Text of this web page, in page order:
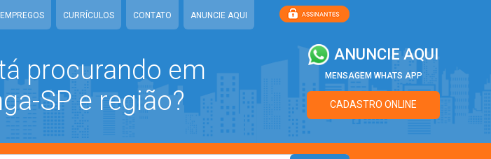
EMPREGOS CURRÍCULOS CONTATO ANUNCIE AQUI
procurando em
SP e região?
ANUNCIE AQUI
MENSAGEM WHATS APP
CADASTRO ONLINE